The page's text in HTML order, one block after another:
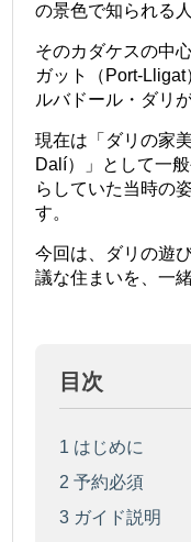
の景色で知られる
そのカダケスの中
ガット（Port-
ルバドール・ダリ
現在は「ダリの家
Dalí）」として一
らしていた当時の
す。
今回は、ダリの遊
議な住まいを、一
目次
1 はじめに
2 予約必須
3 ガイド説明